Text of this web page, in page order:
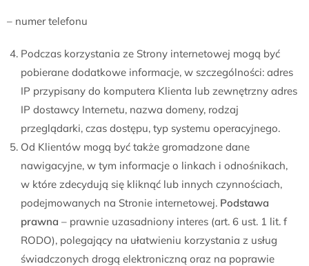
– numer telefonu
Podczas korzystania ze Strony internetowej mogą być
pobierane dodatkowe informacje, w szczególności: adres
IP przypisany do komputera Klienta lub zewnętrzny adres
IP dostawcy Internetu, nazwa domeny, rodzaj
przeglądarki, czas dostępu, typ systemu operacyjnego.
Od Klientów mogą być także gromadzone dane
nawigacyjne, w tym informacje o linkach i odnośnikach,
w które zdecydują się kliknąć lub innych czynnościach,
podejmowanych na Stronie internetowej. Podstawa
prawna – prawnie uzasadniony interes (art. 6 ust. 1 lit. f
RODO), polegający na ułatwieniu korzystania z usług
świadczonych drogą elektroniczną oraz na poprawie